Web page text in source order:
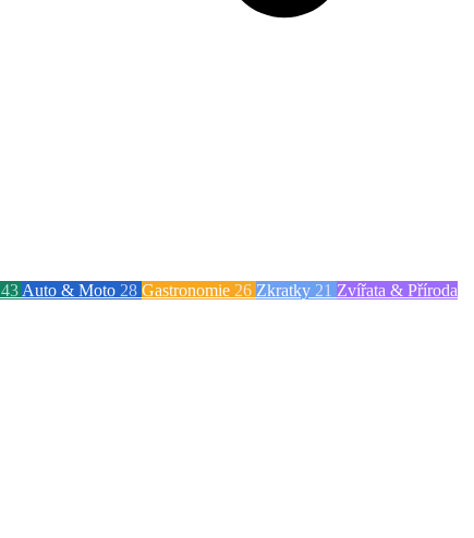
43 Auto & Moto 28 Gastronomie 26 Zkratky 21 Zvířata & Příroda